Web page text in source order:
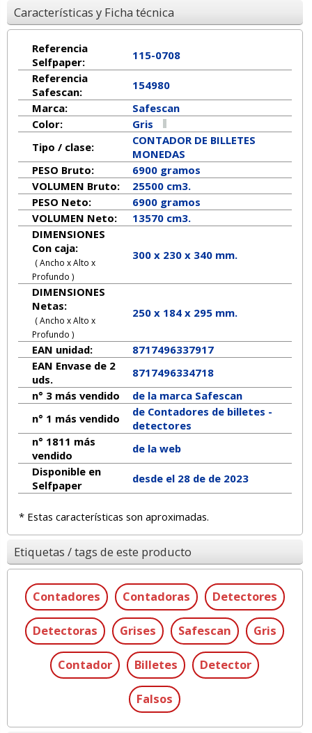
Características y Ficha técnica
Referencia
Selfpaper:
115-0708
Referencia
Safescan:
154980
Marca:
Safescan
Color:
Gris
Tipo / clase:
CONTADOR DE BILLETES
MONEDAS
PESO Bruto:
6900 gramos
VOLUMEN Bruto:
25500 cm3.
PESO Neto:
6900gramos
VOLUMEN Neto:
13570 cm3.
DIMENSIONES
Con caja:
( Ancho x Alto x
Profundo )
300 x 230 x 340 mm.
DIMENSIONES
Netas:
( Ancho x Alto x
Profundo )
250x 184x 295mm.
EAN unidad:
8717496337917
EAN Envase de 2
uds.
8717496334718
n° 3 más vendido
de la marca Safescan
n° 1 más vendido
de Contadores de billetes -
detectores
n° 1811 más
vendido
de la web
Disponible en
Selfpaper
desde el 28 de de 2023
* Estas características son aproximadas.
Etiquetas / tags de este producto
Contadores Contadoras Detectores
Detectoras Grises Safescan Gris
Contador Billetes Detector
Falsos